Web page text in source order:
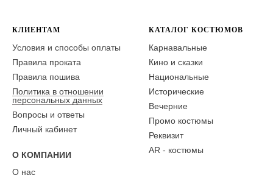
КЛИЕНТАМ
Условия и способы оплаты
Правила проката
Правила пошива
Политика в отношении
персональных данных
Вопросы и ответы
Личный кабинет
О КОМПАНИИ
О нас
КАТАЛОГ КОСТЮМОВ
Карнавальные
Кино и сказки
Национальные
Исторические
Вечерние
Промо костюмы
Реквизит
AR - костюмы